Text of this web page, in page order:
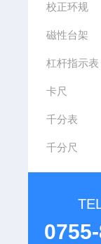
校正环规
磁性台架
杠杆指示表
卡尺
千分表
千分尺